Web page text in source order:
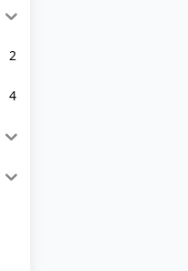
2
4